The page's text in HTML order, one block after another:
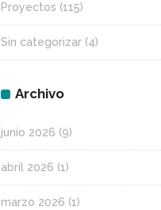
Proyectos (115)
Sin categorizar (4)
Archivo
junio 2026 (9)
abril 2026 (1)
marzo 2026 (1)